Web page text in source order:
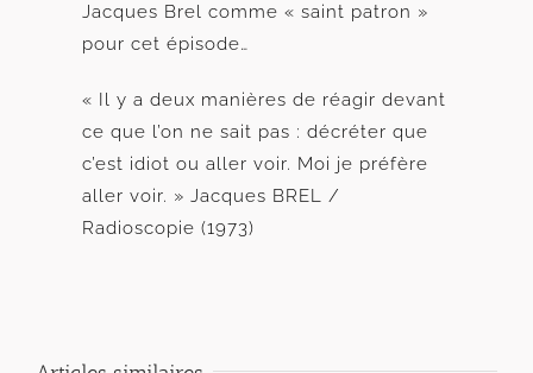
Jacques Brel comme « saint patron »
pour cet épisode…
« Il y a deux manières de réagir devant
ce que l’on ne sait pas : décréter que
c’est idiot ou aller voir. Moi je préfère
aller voir. » Jacques BREL /
Radioscopie (1973)